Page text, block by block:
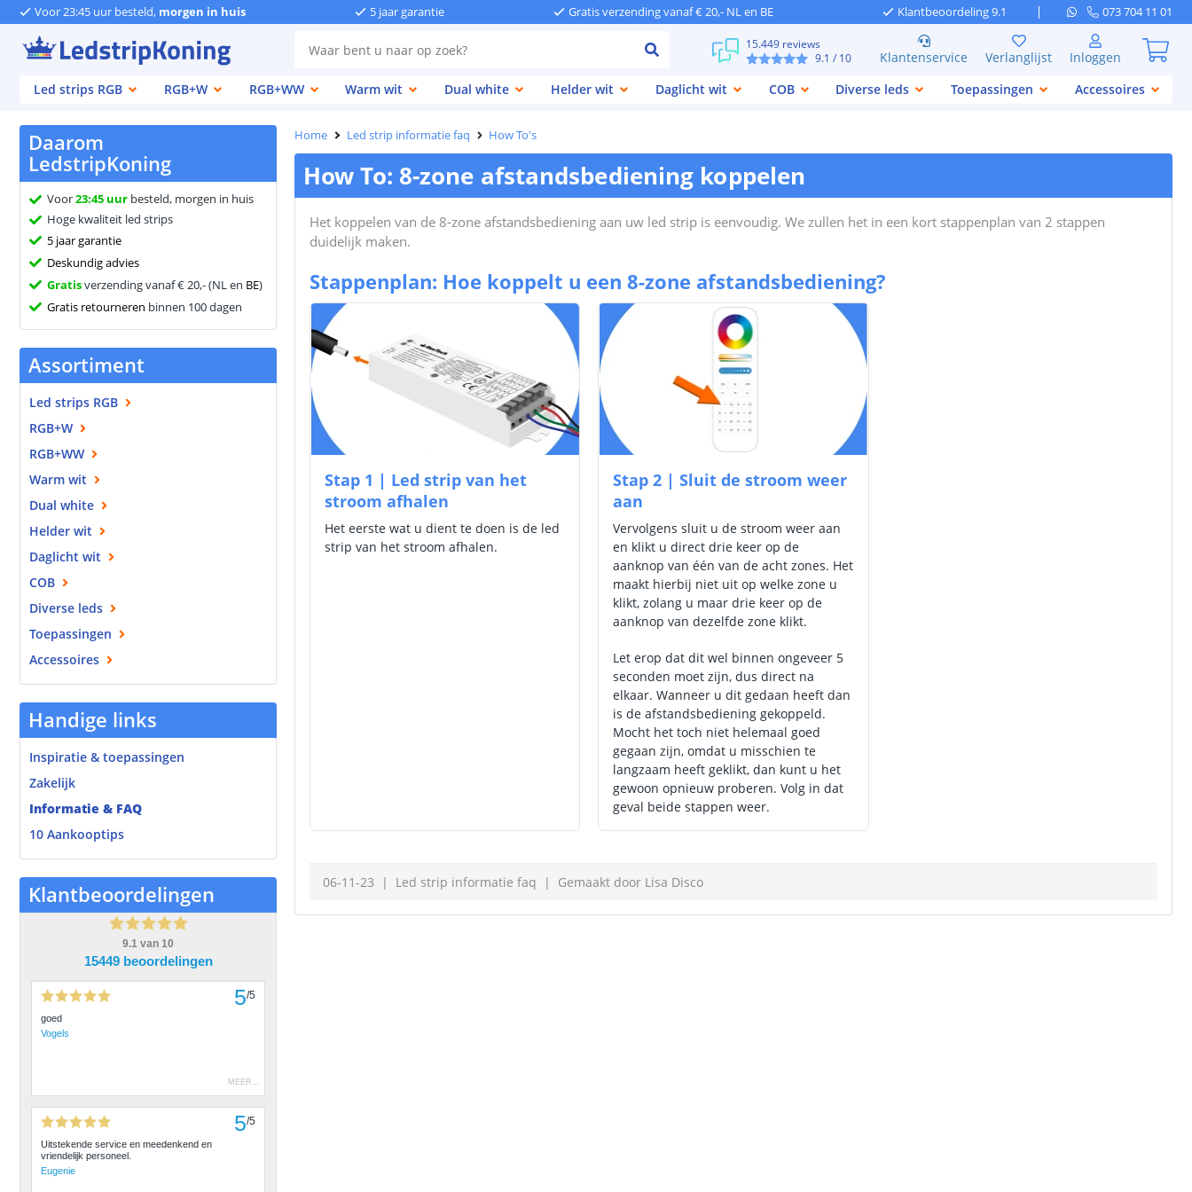
Voor 23:45 uur besteld, morgen in huis 5 jaar garantie Gratis verzending vanaf € 20,- NL en BE Klantbeoordeling 9.1 073 704 11 01
15.449 reviews
9.1 / 10 Klantenservice Verlanglijst
Inloggen
Led strips RGB
RGB+W RGB+WW Warm wit Dual white Helder wit Daglicht wit COB Diverse leds Toepassingen Accessoires
Daarom
LedstripKoning
Voor23:45 uur besteld, morgen in huis
Hoge kwaliteit led strips
5 jaar garantie
Deskundig advies
Gratisverzending vanaf € 20,- (NL en BE)
Gratis retourneren binnen 100 dagen
Assortiment
Led strips RGB
RGB+W
RGB+WW
Warm wit
Dual white
Helder wit
Daglicht wit
COB
Diverse leds
Toepassingen
Accessoires
Handige links
Inspiratie & toepassingen
Zakelijk
Informatie & FAQ
10 Aankooptips
Klantbeoordelingen
9.1 van 10
15449 beoordelingen
5/5
goed
Vogels
MEER ...
5/5
Uitstekende service en meedenkend en
vriendelijk personeel.
Eugenie
Home Led strip informatie faq How To's
How To: 8-zone afstandsbediening koppelen
Het koppelen van de 8-zone afstandsbediening aan uw led strip is eenvoudig. We zullen het in een kort stappenplan van 2 stappen
duidelijk maken.
Stappenplan: Hoe koppelt u een 8-zone afstandsbediening?
Stap 1 | Led strip van het
stroom afhalen
Het eerste wat u dient te doen is de led
strip van het stroom afhalen.
Stap 2 | Sluit de stroom weer
aan
Vervolgens sluit u de stroom weer aan
en klikt u direct drie keer op de
aanknop van één van de acht zones. Het
maakt hierbij niet uit op welke zone u
klikt, zolang u maar drie keer op de
aanknop van dezelfde zone klikt.
Let erop dat dit wel binnen ongeveer 5
seconden moet zijn, dus direct na
elkaar. Wanneer u dit gedaan heeft dan
is de afstandsbediening gekoppeld.
Mocht het toch niet helemaal goed
gegaan zijn, omdat u misschien te
langzaam heeft geklikt, dan kunt u het
gewoon opnieuw proberen. Volg in dat
geval beide stappen weer.
06-11-23 Led strip informatie faq Gemaakt door Lisa Disco